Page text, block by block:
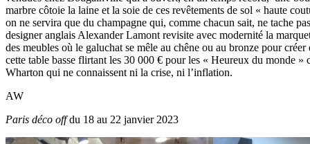
marbre côtoie la laine et la soie de ces revêtements de sol « haute
on ne servira que du champagne qui, comme chacun sait, ne tache
designer anglais Alexander Lamont revisite avec modernité la
des meubles où le galuchat se mêle au chêne ou au bronze pour
cette table basse flirtant les 30 000 € pour les « Heureux du monde »
Wharton qui ne connaissent ni la crise, ni l’inflation.
AW
Paris déco offdu 18 au 22 janvier 2023